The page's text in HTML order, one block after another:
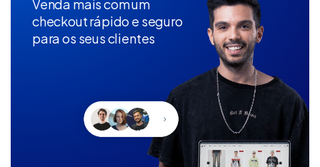
Venda mais com um
checkout rápido e seguro
para os seus clientes